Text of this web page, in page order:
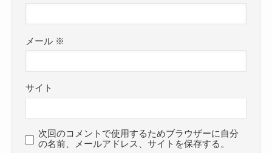
メール ※
サイト
次回のコメントで使用するためブラウザーに自分
の名前、メールアドレス、サイトを保存する。